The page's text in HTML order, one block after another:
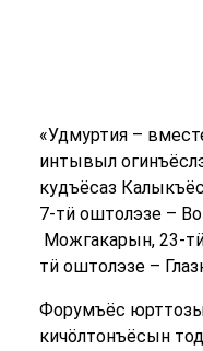
«Удмуртия –
интывыл
кудъёсаз
7-тӥ оштолэзе –
Можгакарын, 23-
тӥ оштолэзе –
Форумъёс
кичӧлтонъёсын